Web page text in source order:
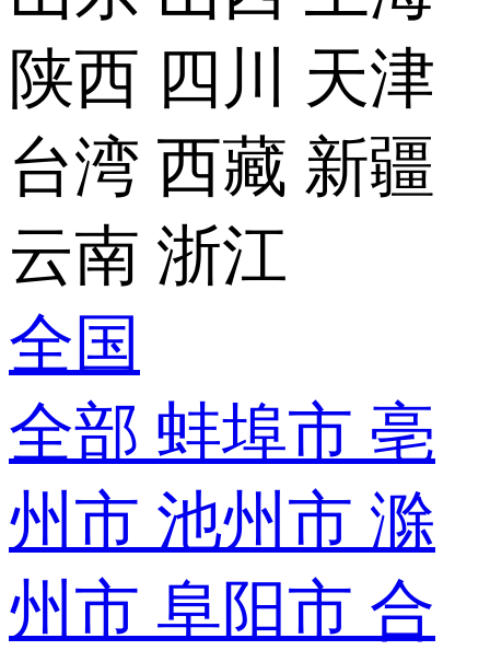
陕西 四川
天津
台湾 西藏 新疆
云南 浙江
全国
全部 蚌埠市 亳
州市 池州市 滁
州市 阜阳市 合